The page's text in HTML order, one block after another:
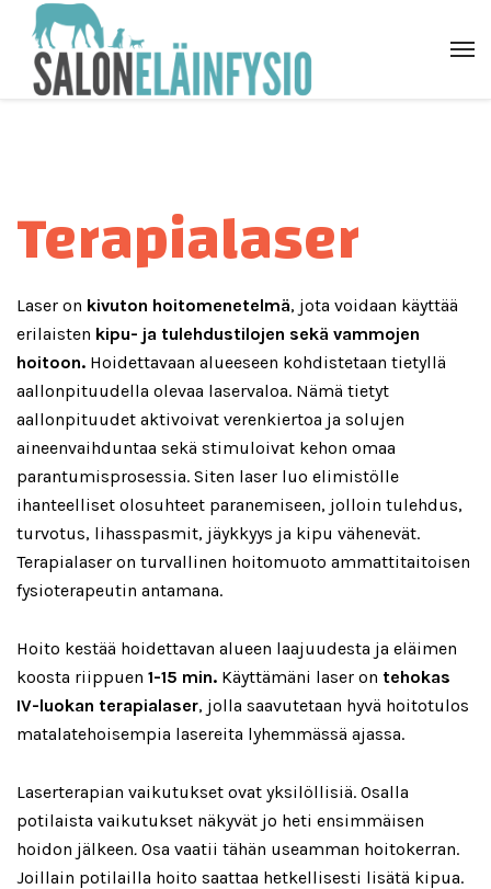
Terapialaser
Laser on kivuton hoitomenetelmä, jota voidaan käyttää
erilaisten kipu- ja tulehdustilojen sekä vammojen
hoitoon. Hoidettavaan alueeseen kohdistetaan tietyllä
aallonpituudella olevaa laservaloa. Nämä tietyt
aallonpituudet aktivoivat verenkiertoa ja solujen
aineenvaihduntaa sekä stimuloivat kehon omaa
parantumisprosessia. Siten laser luo elimistölle
ihanteelliset olosuhteet paranemiseen, jolloin tulehdus,
turvotus, lihasspasmit, jäykkyys ja kipu vähenevät.
Terapialaser on turvallinen hoitomuoto ammattitaitoisen
fysioterapeutin antamana.
Hoito kestää hoidettavan alueen laajuudesta ja eläimen
koosta riippuen 1-15 min. Käyttämäni laser on tehokas
IV-luokan terapialaser, jolla saavutetaan hyvä hoitotulos
matalatehoisempia lasereita lyhemmässä ajassa.
Laserterapian vaikutukset ovat yksilöllisiä. Osalla
potilaista vaikutukset näkyvät jo heti ensimmäisen
hoidon jälkeen. Osa vaatii tähän useamman hoitokerran.
Joillain potilailla hoito saattaa hetkellisesti lisätä kipua.